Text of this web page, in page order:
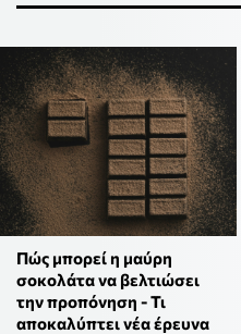
Πώς μπορεί η μαύρη
σοκολάτα να βελτιώσει
την προπόνηση - Τι
αποκαλύπτει νέα έρευνα